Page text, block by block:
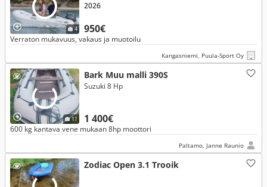
4 950€
2026
Verraton mukavuus, vakaus ja muotoilu
Kangasniemi, Puula-Sport Oy
11
Bark Muu malli 390S
1 400€
Suzuki 8 Hp
600 kg kantava vene mukaan 8hp moottori
Paltamo, Janne Raunio
Zodiac Open 3.1 Trooik